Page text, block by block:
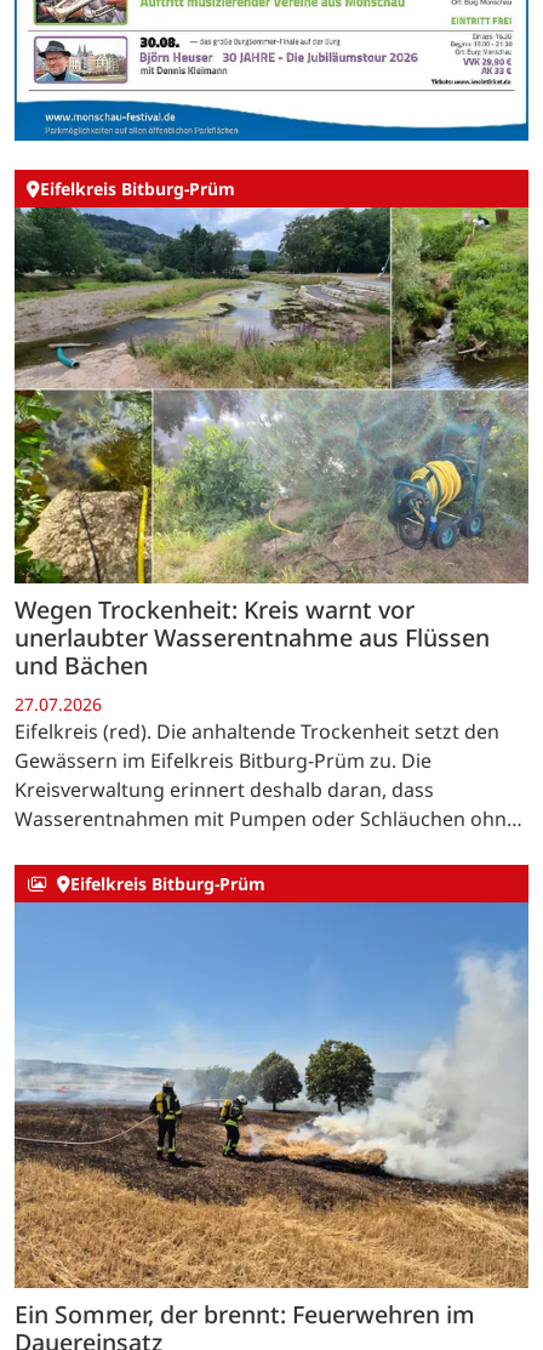
Eifelkreis Bitburg-Prüm
Wegen Trockenheit: Kreis warnt vor
unerlaubter Wasserentnahme aus Flüssen
und Bächen
27.07.2026
Eifelkreis (red). Die anhaltende Trockenheit setzt den
Gewässern im Eifelkreis Bitburg-Prüm zu. Die
Kreisverwaltung erinnert deshalb daran, dass
Wasserentnahmen mit Pumpen oder Schläuchen ohne
geahndet werden können. …
Eifelkreis Bitburg-Prüm
Ein Sommer, der brennt: Feuerwehren im
Dauereinsatz